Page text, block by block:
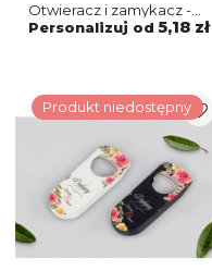
Otwieracz i zamykacz -
Akwarelowe Wianki
Motyw 7
Personalizuj od 5,18 zł
Produkt niedostępny